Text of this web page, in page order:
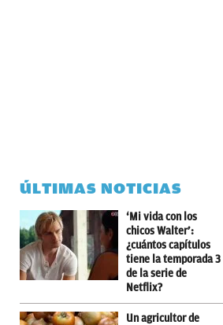
ÚLTIMAS NOTICIAS
‘Mi vida con los
chicos Walter’:
¿cuántos capítulos
tiene la temporada 3
de la serie de
Netflix?
Un agricultor de